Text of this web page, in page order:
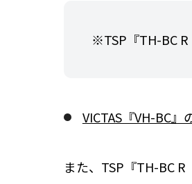
※TSP『TH-BC R
VICTAS『VH-BC
また、TSP『TH-BC